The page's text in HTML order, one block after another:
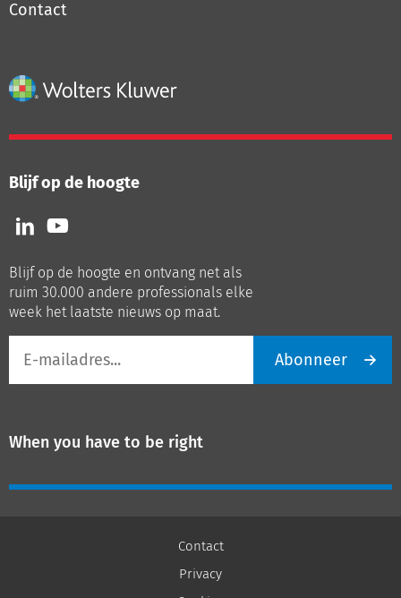
Contact
Blijf op de hoogte
Volg
ons
LinkedIn
Volg
ons
Youtube
Blijf op de hoogte en ontvang net als
ruim 30.000 andere professionals elke
week het laatste nieuws op maat.
mailadres
Abonneer
When you have to be right
Contact
Privacy